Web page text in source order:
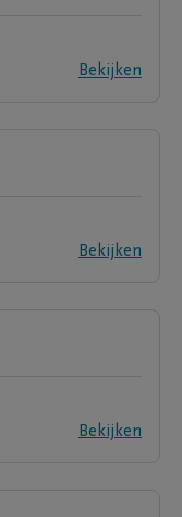
Bekijken
Bekijken
Bekijken